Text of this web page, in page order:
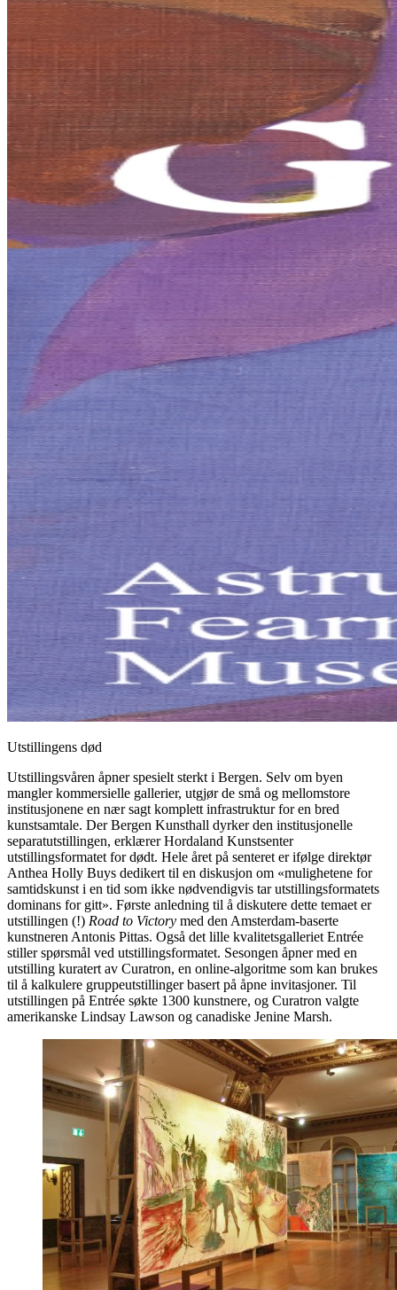
Utstillingens død
Utstillingsvåren åpner spesielt sterkt i Bergen. Selv om byen
mangler kommersielle gallerier, utgjør de små og mellomstore
institusjonene en nær sagt komplett infrastruktur for en bred
kunstsamtale. Der Bergen Kunsthall dyrker den institusjonelle
separatutstillingen, erklærer Hordaland Kunstsenter
utstillingsformatet for dødt. Hele året på senteret er ifølge direktør
Anthea Holly Buys dedikert til en diskusjon om «mulighetene for
samtidskunst i en tid som ikke nødvendigvis tar utstillingsformatets
dominans for gitt». Første anledning til å diskutere dette temaet er
utstillingen (!) Road to Victory med den Amsterdam-baserte
kunstneren Antonis Pittas. Også det lille kvalitetsgalleriet Entrée
stiller spørsmål ved utstillingsformatet. Sesongen åpner med en
utstilling kuratert av Curatron, en online-algoritme som kan brukes
til å kalkulere gruppeutstillinger basert på åpne invitasjoner. Til
utstillingen på Entrée søkte 1300 kunstnere, og Curatron valgte
amerikanske Lindsay Lawson og canadiske Jenine Marsh.